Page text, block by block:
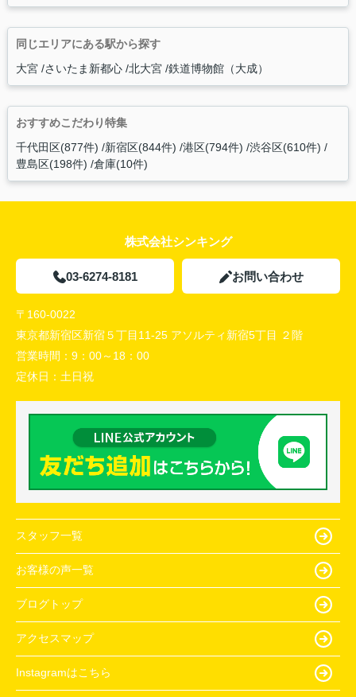
同じエリアにある駅から探す
大宮 さいたま新都心 北大宮 鉄道博物館（大成）
おすすめこだわり特集
千代田区(877件) 新宿区(844件) 港区(794件) 渋谷区(610件)
豊島区(198件) 倉庫(10件)
株式会社シンキング
03-6274-8181 お問い合わせ
〒160-0022
東京都新宿区新宿５丁目11-25 アソルティ新宿5丁目 ２階
営業時間： 9：00～18：00
定休日： 土日祝
スタッフ一覧
お客様の声一覧
ブログトップ
アクセスマップ
Instagramはこちら